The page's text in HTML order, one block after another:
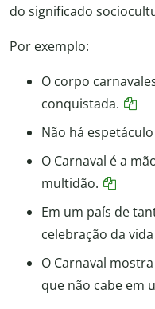
do significado
Por exemplo:
O corpo
conquistada.
Não há
O Carnaval é a
multidão.
Em um país de
celebração da
O Carnaval
que não cabe em